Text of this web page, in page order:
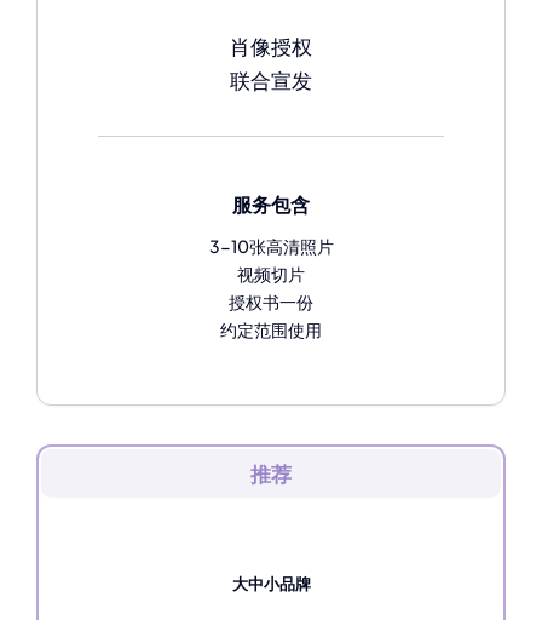
肖像授权
联合宣发
服务包含
3-10张高清照片
视频切片
授权书一份
约定范围使用
推荐
大中小品牌